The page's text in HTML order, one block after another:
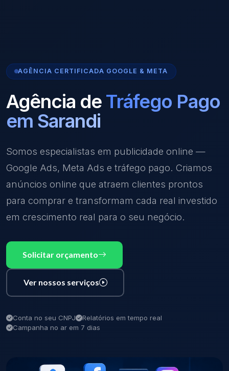
AGÊNCIA CERTIFICADA GOOGLE & META
Agência de Tráfego Pago
em Sarandi
Somos especialistas em publicidade online —
Google Ads, Meta Ads e tráfego pago. Criamos
anúncios online que atraem clientes prontos
para comprar e transformam cada real investido
em crescimento real para o seu negócio.
Solicitar orçamento
Ver nossos serviços
Conta no seu CNPJ
Relatórios em tempo real
Campanha no ar em 7 dias